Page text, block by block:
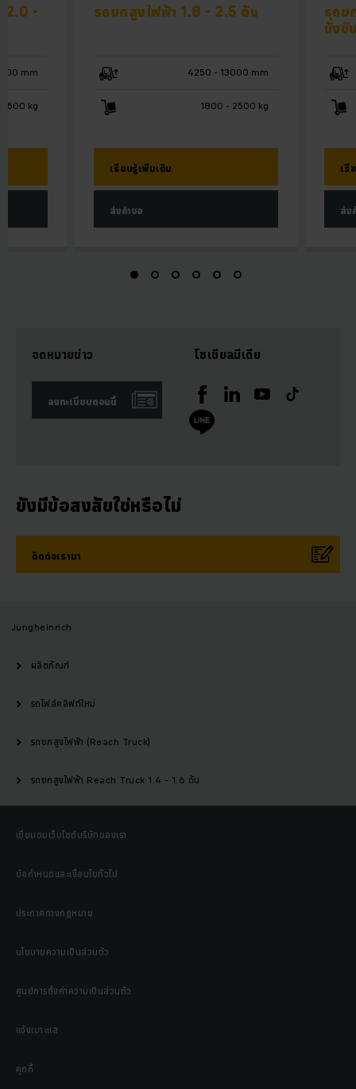
รถยกสูงไฟฟ้า 1.8 - 2.5 ตัน
4250 - 13000 mm
1800 - 2500 kg
เรียนรู้เพิ่มเติม
ส่งคำขอ
รถย
นั่งขั
เรี
ส่ง
2.0 -
mm
kg
จดหมายข่าว
ลงทะเบียนตอนนี้
โซเชียลมีเดีย
ยังมีข้อสงสัยใช่หรือไม่
ติดต่อเรามา
Jungheinrich
ผลิตภัณฑ์
รถโฟล์คลิฟท์ใหม่
รถยกสูงไฟฟ้า (Reach Truck)
รถยกสูงไฟฟ้า Reach Truck 1.4 - 1.6 ตัน
เยี่ยมชมเว็บไซต์บริษัทของเรา
ข้อกำหนดและเงื่อนไขทั่วไป
ประกาศทางกฎหมาย
นโยบายความเป็นส่วนตัว
ศูนย์การตั้งค่าความเป็นส่วนตัว
แจ้งเบาะแส
คุกกี้